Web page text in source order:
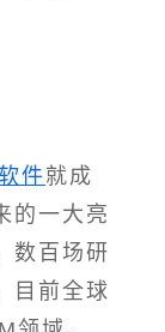
件就成
的一大亮
数百场研
目前全球